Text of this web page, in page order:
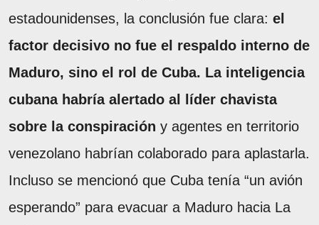
estadounidenses, la conclusión fue clara: el
factor decisivo no fue el respaldo interno de
Maduro, sino el rol de Cuba. La inteligencia
cubana habría alertado al líder chavista
sobre la conspiración y agentes en territorio
venezolano habrían colaborado para aplastarla.
Incluso se mencionó que Cuba tenía “un avión
esperando” para evacuar a Maduro hacia La